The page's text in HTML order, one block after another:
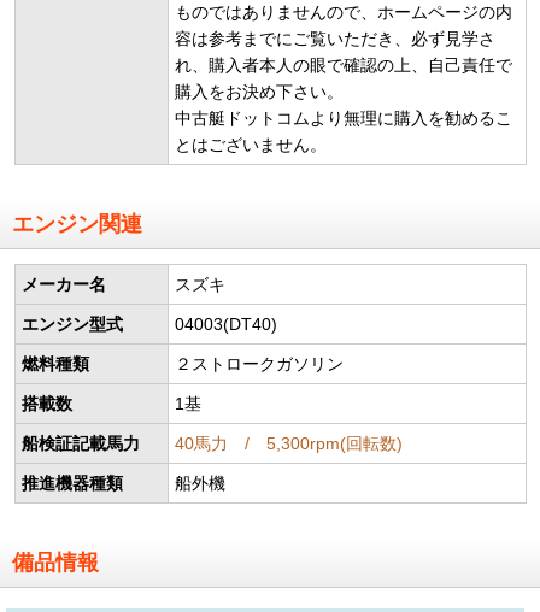
ものではありませんので、ホームページの内
容は参考までにご覧いただき、必ず見学さ
れ、購入者本人の眼で確認の上、自己責任で
購入をお決め下さい。
中古艇ドットコムより無理に購入を勧めるこ
とはございません。
エンジン関連
メーカー名 スズキ
エンジン型式 04003(DT40)
燃料種類 ２ストロークガソリン
搭載数 1基
船検証記載馬力 40馬力 / 5,300rpm(回転数)
推進機器種類 船外機
備品情報